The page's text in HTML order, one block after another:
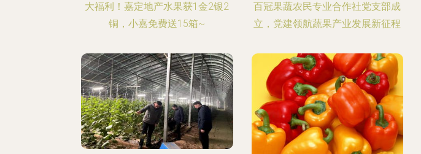
大福利！嘉定地产水果获1金2银2
铜，小嘉免费送15箱~
百冠果蔬农民专业合作社党支部成
立，党建领航蔬果产业发展新征程